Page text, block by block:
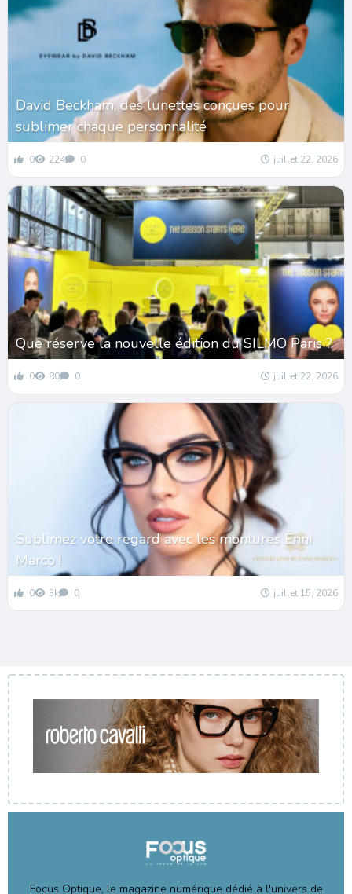
David Beckham, des lunettes conçues pour
sublimer chaque personnalité
0 224 0 juillet 22, 2026
Que réserve la nouvelle édition du SILMO Paris ?
0 80 0 juillet 22, 2026
Sublimez votre regard avec les montures Enni
Marco !
0 3k 0 juillet 15, 2026
Focus Optique, le magazine numérique dédié à l'univers de